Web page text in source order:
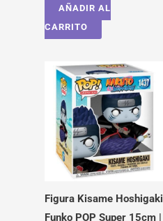
AÑADIR AL
CARRITO
Figura Kisame Hoshigaki
Funko POP Super 15cm |